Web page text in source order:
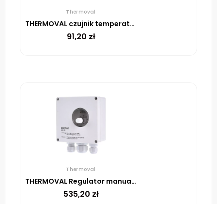
Thermoval
THERMOVAL czujnik temperatury do UTR, przylgowy, 1,5 mb
91,20 zł
Thermoval
THERMOVAL Regulator manualny UTR 100
535,20 zł